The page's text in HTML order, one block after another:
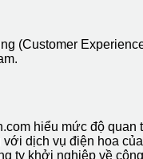
hiểu mức độ
dịch vụ điện hoa
ty khởi nghiệp về